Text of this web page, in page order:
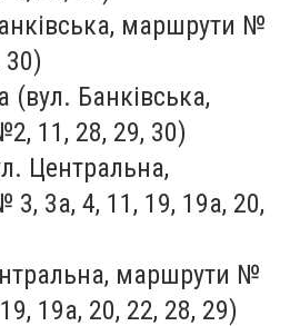
маршрути №
(вул. Банківська,
11, 28, 29, 30)
Центральна,
3а, 4, 11, 19, 19а, 20,
маршрути №
19а, 20, 22, 28, 29)